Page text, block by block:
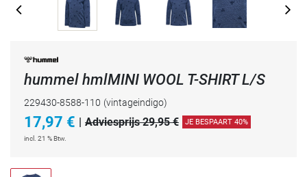
hummel hmlMINI WOOL T-SHIRT L/S
229430-8588-110 (vintageindigo)
17,97 € | Adviesprijs 29,95 € JE BESPAART 40%
incl. 21 % Btw.